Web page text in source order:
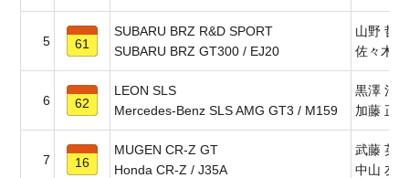
5 61
SUBARU BRZ R&D SPORT
SUBARU BRZ GT300 / EJ20
山野 哲
佐々木
6 62
LEON SLS
Mercedes-Benz SLS AMG GT3 / M159
黒澤 治
加藤 正
7 16
MUGEN CR-Z GT
Honda CR-Z / J35A
武藤 英
中山 友